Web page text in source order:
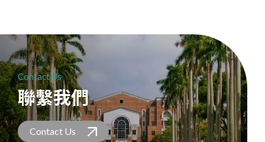
Contact Us
聯繫我們
Contact Us